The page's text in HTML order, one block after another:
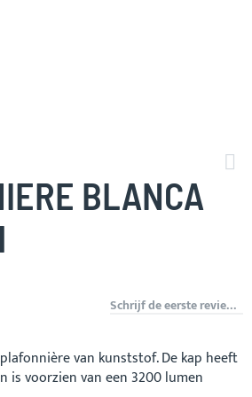
BLANCA
Schrijf de eerste review over dit product
van kunststof. De kap heeft
is voorzien van een 3200 lumen